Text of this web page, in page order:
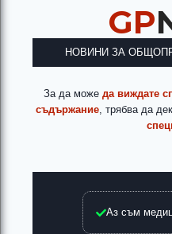
среднотежък и тежък
цели: да лекува
разпространението на
лечение. Лечението е
на ръцете са полезни
разпространението на
хипоксемията се провежда
артериалната хипоксемия
пулсоксиметър. Да се има
втрисане и висока
GP
НОВИНИ ЗА
За да може да виждате
съдържание, трябва да
Аз съм